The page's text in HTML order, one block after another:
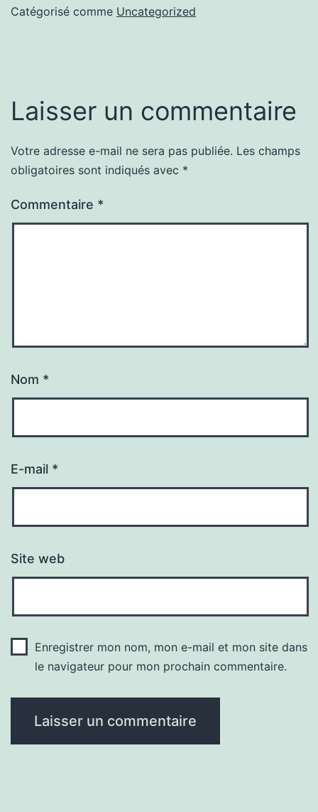
Catégorisé comme Uncategorized
Laisser un commentaire
Votre adresse e-mail ne sera pas publiée. Les champs
obligatoires sont indiqués avec *
Commentaire *
Nom *
E-mail *
Site web
Enregistrer mon nom, mon e-mail et mon site dans
le navigateur pour mon prochain commentaire.